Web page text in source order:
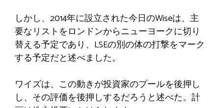
しかし、2014年に設立された今日のWiseは、主
要なリストをロンドンからニューヨークに切り
替える予定であり、LSEの別の体の打撃をマーク
する予定だと述べました。
ワイズは、この動きが投資家のプールを後押し
し、その評価を後押しするだろうと述べた。計